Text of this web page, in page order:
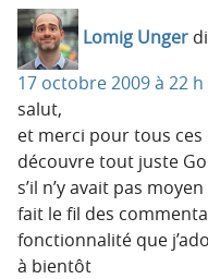
Lomig Unger
17 octobre 2009 à 22
salut,
et merci pour tous
découvre tout juste
s’il n’y avait pas
fait le fil des
fonctionnalité que
à bientôt